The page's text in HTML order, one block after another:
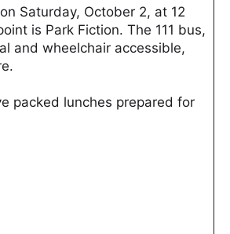
Saturday, October 2, at 12
is Park Fiction. The 111 bus,
and wheelchair accessible,
packed lunches prepared for